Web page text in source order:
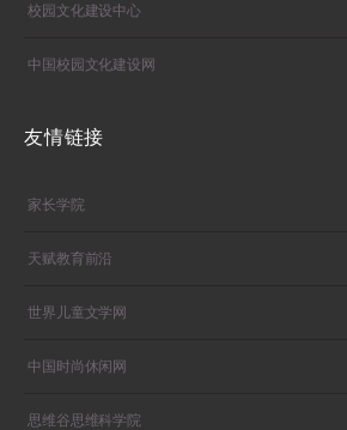
校园文化建设中心
中国校园文化建设网
友情链接
家长学院
天赋教育前沿
世界儿童文学网
中国时尚休闲网
思维谷思维科学院